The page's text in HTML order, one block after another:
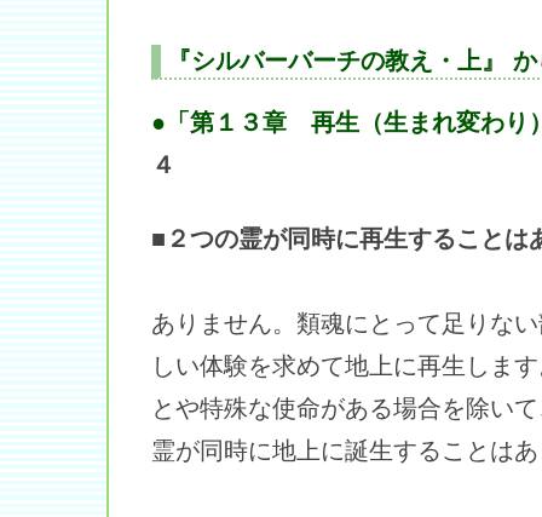
『シルバーバーチの教え・上』
●「第１３章 再生（生まれ変わり
４
■２つの霊が同時に再生することは
ありません。類魂にとって足りな
しい体験を求めて地上に再生しま
とや特殊な使命がある場合を除い
霊が同時に地上に誕生することは